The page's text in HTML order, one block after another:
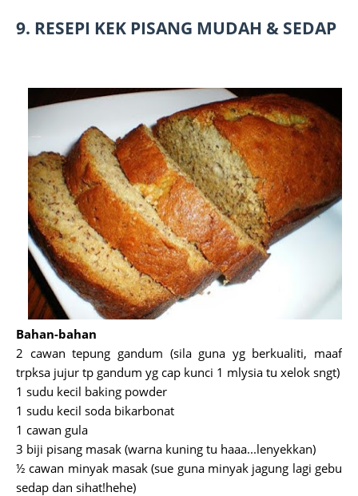
9. RESEPI KEK PISANG MUDAH & SEDAP
Bahan-bahan
2 cawan tepung gandum (sila guna yg berkualiti, maaf
trpksa jujur tp gandum yg cap kunci 1 mlysia tu xelok sngt)
1 sudu kecil baking powder
1 sudu kecil soda bikarbonat
1 cawan gula
3 biji pisang masak (warna kuning tu haaa...lenyekkan)
½ cawan minyak masak (sue guna minyak jagung lagi gebu
sedap dan sihat!hehe)